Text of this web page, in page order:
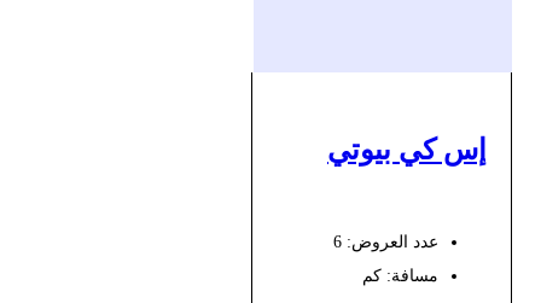
إس كي بيوتي
عدد العروض: 6
مسافة:كم